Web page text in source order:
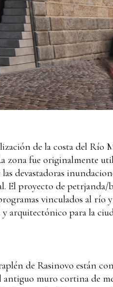
de la costa del Río
zona fue originalmente
devastadoras
El proyecto de petrjanda/
vinculados al río
arquitectónico para la
de Rasinovo están
antiguo muro cortina de